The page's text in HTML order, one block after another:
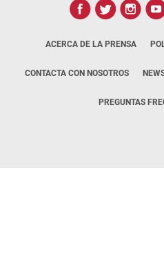
ACERCA DE LA PRENSA
CONTACTA CON NOSOTROS
PREGUNTAS